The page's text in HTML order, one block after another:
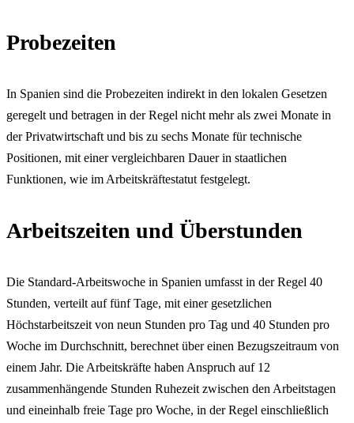
Probezeiten
In Spanien sind die Probezeiten indirekt in den lokalen Gesetzen
geregelt und betragen in der Regel nicht mehr als zwei Monate in
der Privatwirtschaft und bis zu sechs Monate für technische
Positionen, mit einer vergleichbaren Dauer in staatlichen
Funktionen, wie im Arbeitskräftestatut festgelegt.
Arbeitszeiten und Überstunden
Die Standard-Arbeitswoche in Spanien umfasst in der Regel 40
Stunden, verteilt auf fünf Tage, mit einer gesetzlichen
Höchstarbeitszeit von neun Stunden pro Tag und 40 Stunden pro
Woche im Durchschnitt, berechnet über einen Bezugszeitraum von
einem Jahr. Die Arbeitskräfte haben Anspruch auf 12
zusammenhängende Stunden Ruhezeit zwischen den Arbeitstagen
und eineinhalb freie Tage pro Woche, in der Regel einschließlich